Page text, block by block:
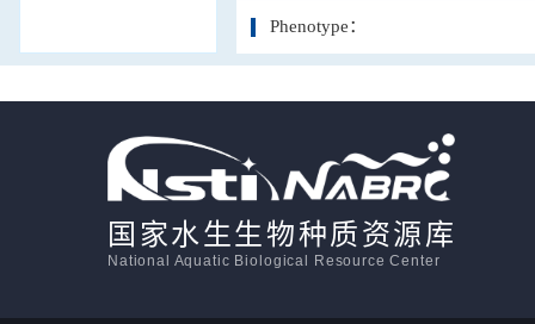
Phenotype：
国家水生生物种质资源库
National Aquatic Biological Resource Center